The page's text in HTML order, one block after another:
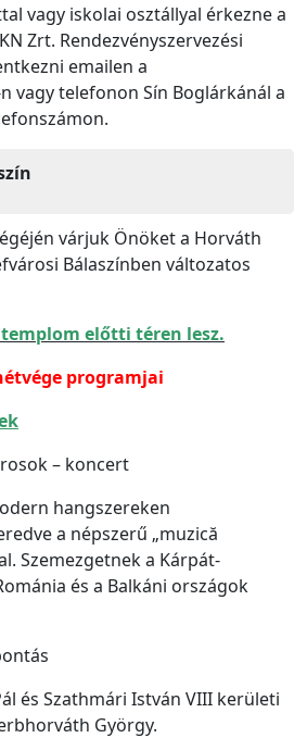
vagy iskolai osztállyal érkezne a
Zrt. Rendezvényszervezési
emailen a
vagy telefonon Sín Boglárkánál a
várjuk Önöket a Horváth
Bálaszínben változatos
előtti téren lesz.
programjai
– koncert
hangszereken
a népszerű „muzică
Szemezgetnek a Kárpát-
és a Balkáni országok
és Szathmári István VIII kerületi
György.